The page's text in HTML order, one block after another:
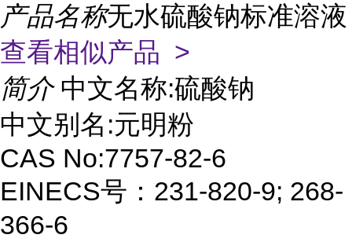
产品名称无水硫酸钠标准溶液
查看相似产品 >
简介 中文名称:硫酸钠
中文别名:元明粉
CAS No:7757-82-6
EINECS号：231-820-9; 268-
366-6